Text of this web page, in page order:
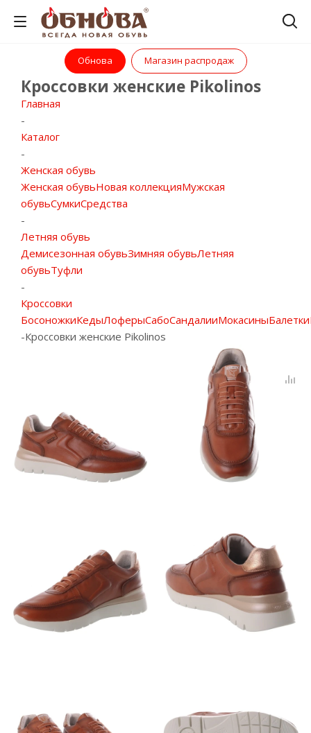
Обнова Магазин распродаж
Кроссовки женские Pikolinos
Главная
-
Каталог
-
Женская обувь
Женская обувьНовая коллекцияМужская
обувьСумкиСредства
-
Летняя обувь
Демисезонная обувьЗимняя обувьЛетняя
обувьТуфли
-
Кроссовки
БосоножкиКедыЛоферыСабоСандалииМокасиныБалетки
-Кроссовки женские Pikolinos